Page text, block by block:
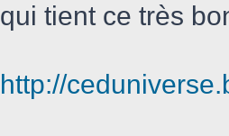
qui tient ce très
http://